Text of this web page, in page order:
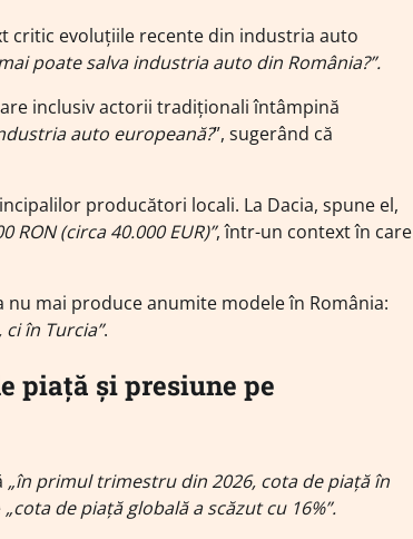
critic evoluțiile recente din industria auto
poate salva industria auto din România?”.
inclusiv actorii tradiționali întâmpină
auto europeană?”, sugerând că
producători locali. La Dacia, spune el,
(circa 40.000 EUR)”, într-un context în care
mai produce anumite modele în România:
în Turcia”.
piață și presiune pe
„în primul trimestru din 2026, cota de piață în
„cota de piață globală a scăzut cu 16%”.